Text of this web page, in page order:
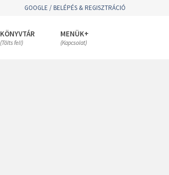
GOOGLE / BELÉPÉS & REGISZTRÁCIÓ
KÖNYVTÁR
(Tölts fel!)
MENÜK+
(Kapcsolat)